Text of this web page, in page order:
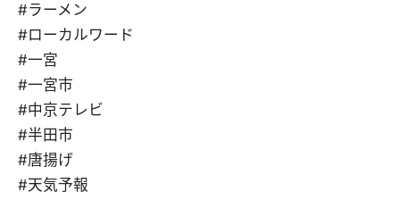
#ラーメン
#ローカルワード
#一宮
#一宮市
#中京テレビ
#半田市
#唐揚げ
#天気予報